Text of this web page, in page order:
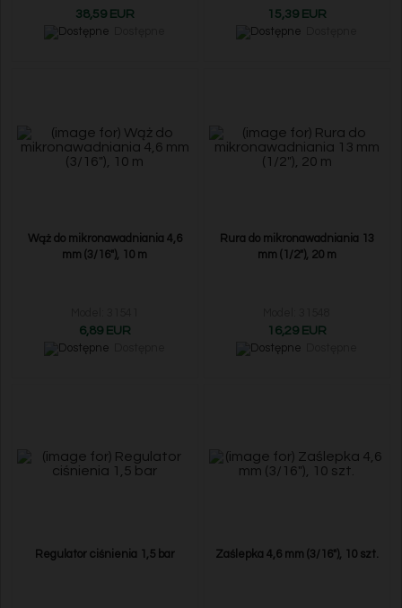
38,59 EUR 15,39 EUR
Wąż do mikronawadniania 4,6
mm (3/16"), 10 m
6,89 EUR
Rura do mikronawadniania 13
mm (1/2"), 20 m
16,29 EUR
Regulator ciśnienia 1,5 bar Zaślepka 4,6 mm (3/16"), 10 szt.